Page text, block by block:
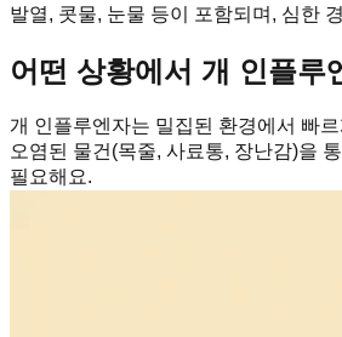
발열, 콧물, 눈물 등이 포함되며, 심한
어떤 상황에서 개 인플루
개 인플루엔자는 밀집된 환경에서 빠
오염된 물건(목줄, 사료통, 장난감)을
필요해요.